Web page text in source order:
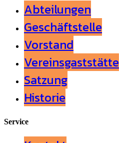
Abteilungen
Geschäftstelle
Vorstand
Vereinsgaststätte
Satzung
Historie
Service